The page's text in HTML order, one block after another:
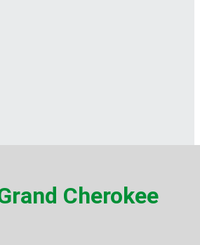
Cherokee